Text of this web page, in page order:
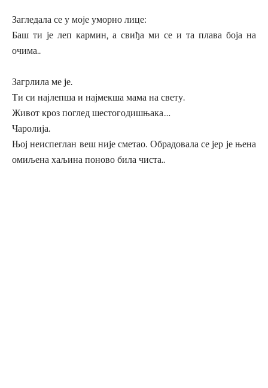
Загледала се у моје уморно лице:
Баш ти је леп кармин, а свиђа ми се и та плава боја на
очима..
Загрлила ме је.
Ти си најлепша и најмекша мама на свету.
Живот кроз поглед шестогодишњака…
Чаролија.
Њој неиспеглан веш није сметао. Обрадовала се јер је њена
омиљена хаљина поново била чиста..